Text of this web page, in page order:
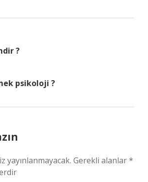
?
psikoloji ?
yayınlanmayacak. Gerekli alanlar*